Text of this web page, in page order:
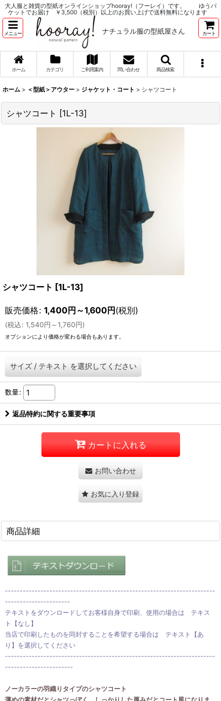
大人服と雑貨の型紙オンラインショップhooray!（フーレイ）です。 ゆうパ
ケットでお届け ￥3,500（税別）以上のお買い上げで送料無料になります
メニュー ナチュラル服の型紙屋さん カート
ホーム カテゴリ ご利用案内 問い合わせ 商品検索
ホーム > ＜型紙＞アウター > ジャケット・コート > シャツコート
シャツコート [1L-13]
シャツコート [1L-13]
販売価格: 1,400円～1,600円(税別)
(税込: 1,540円 ～1,760円)
オプションにより価格が変わる場合もあります。
サイズ / テキスト を選択してください
数量:
返品特約に関する重要事項
カートに入れる
お問い合わせ
お気に入り登録
商品詳細
-----------------------------------------------------------------------
----------------------
テキストをダウンロードしてお客様自身で印刷、使用の場合は テキス
ト【なし】
当店で印刷したものを同封することを希望する場合は テキスト【あ
り】を選択してください
-----------------------------------------------------------------------
-----------------------
ノーカラーの羽織りタイプのシャツコート